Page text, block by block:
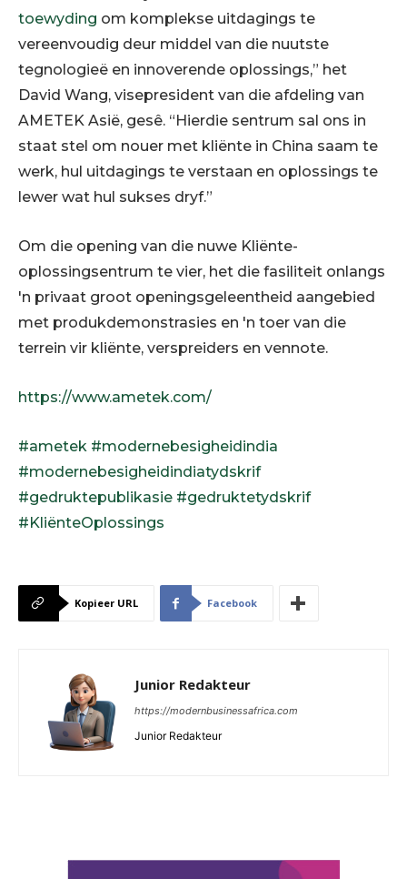
toewyding om komplekse uitdagings te
vereenvoudig deur middel van die nuutste
tegnologieë en innoverende oplossings,” het
David Wang, visepresident van die afdeling van
AMETEK Asië, gesê. “Hierdie sentrum sal ons in
staat stel om nouer met kliënte in China saam te
werk, hul uitdagings te verstaan ​​en oplossings te
lewer wat hul sukses dryf.”
Om die opening van die nuwe Kliënte-
oplossingsentrum te vier, het die fasiliteit onlangs
'n privaat groot openingsgeleentheid aangebied
met produkdemonstrasies en 'n toer van die
terrein vir kliënte, verspreiders en vennote.
https://www.ametek.com/
#ametek #modernebesigheidindia
#modernebesigheidindiatydskrif
#gedruktepublikasie #gedruktetydskrif
#KliënteOplossings
Kopieer URL Facebook
Junior Redakteur
https://modernbusinessafrica.com
Junior Redakteur